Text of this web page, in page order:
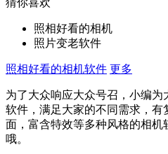
照相好看的相机
照片变老软件
照相好看的相机软件 更多
为了大众响应大众号召，小编
软件，满足大家的不同需求，有
面，富含特效等多种风格的相
哦。